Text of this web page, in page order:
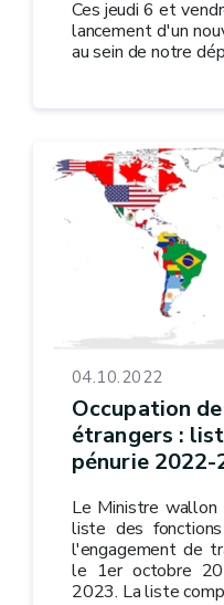
Ces jeudi 6 et
lancement d'un
au sein de notre
04.10.2022
Occupation
étrangers :
pénurie 2022-
Le Ministre wallon
liste des
l'engagement de
le 1er octobre
2023. La liste